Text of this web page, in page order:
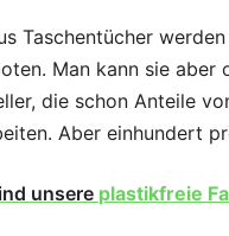
Taschentücher
Man kann sie aber
die schon Anteile
Aber einhundert
unsere plastikfreie